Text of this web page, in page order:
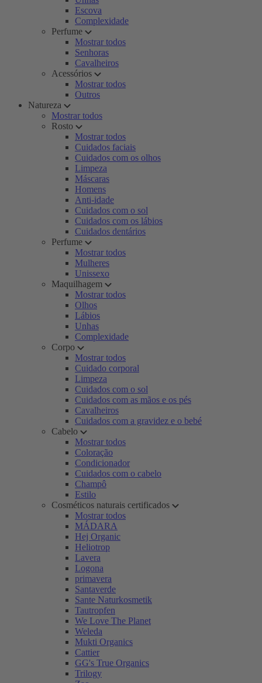
Escova
Complexidade
Perfume
Mostrar todos
Senhoras
Cavalheiros
Acessórios
Mostrar todos
Outros
Natureza
Mostrar todos
Rosto
Mostrar todos
Cuidados faciais
Cuidados com os olhos
Limpeza
Máscaras
Homens
Anti-idade
Cuidados com o sol
Cuidados com os lábios
Cuidados dentários
Perfume
Mostrar todos
Mulheres
Unissexo
Maquilhagem
Mostrar todos
Olhos
Lábios
Unhas
Complexidade
Corpo
Mostrar todos
Cuidado corporal
Limpeza
Cuidados com o sol
Cuidados com as mãos e os pés
Cavalheiros
Cuidados com a gravidez e o bebé
Cabelo
Mostrar todos
Coloração
Condicionador
Cuidados com o cabelo
Champô
Estilo
Cosméticos naturais certificados
Mostrar todos
MÁDARA
Hej Organic
Heliotrop
Lavera
Logona
primavera
Santaverde
Sante Naturkosmetik
Tautropfen
We Love The Planet
Weleda
Mukti Organics
Cattier
GG's True Organics
Trilogy